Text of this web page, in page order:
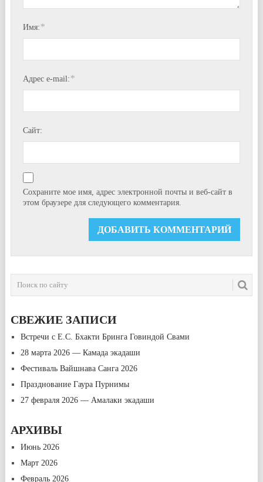
Имя: *
Адрес e-mail: *
Сайт:
Сохраните мое имя, адрес электронной почты и веб-сайт в
этом браузере для следующего комментария.
СВЕЖИЕ ЗАПИСИ
Встречи с Е.С. Бхакти Бринга Говиндой Свами
28 марта 2026 — Камада экадаши
Фестиваль Вайшнава Санга 2026
Празднование Гаура Пурнимы
27 февраля 2026 — Амалаки экадаши
АРХИВЫ
Июнь 2026
Март 2026
Февраль 2026